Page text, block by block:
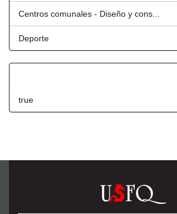
Centros comunales - Diseño y cons...
Deporte
true